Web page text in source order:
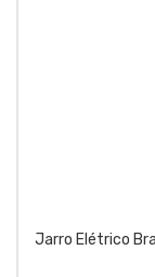
Jarro Elétrico